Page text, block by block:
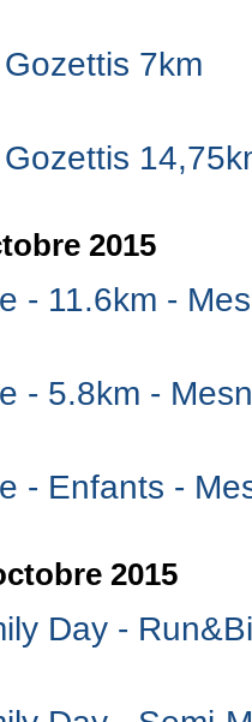
7km
2015
- 11.6km -
- 5.8km -
- Enfants -
2015
Day -